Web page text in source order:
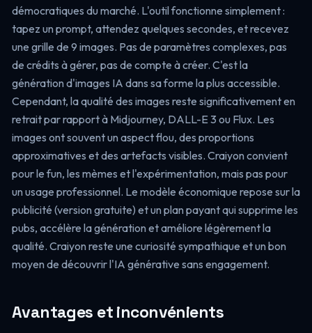
démocratiques du marché. L'outil fonctionne simplement :
tapez un prompt, attendez quelques secondes, et recevez
une grille de 9 images. Pas de paramètres complexes, pas
de crédits à gérer, pas de compte à créer. C'est la
génération d'images IA dans sa forme la plus accessible.
Cependant, la qualité des images reste significativement en
retrait par rapport à Midjourney, DALL-E 3 ou Flux. Les
images ont souvent un aspect flou, des proportions
approximatives et des artefacts visibles. Craiyon convient
pour le fun, les mèmes et l'expérimentation, mais pas pour
un usage professionnel. Le modèle économique repose sur la
publicité (version gratuite) et un plan payant qui supprime les
pubs, accélère la génération et améliore légèrement la
qualité. Craiyon reste une curiosité sympathique et un bon
moyen de découvrir l'IA générative sans engagement.
Avantages et inconvénients